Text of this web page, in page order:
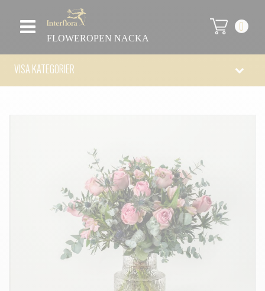
FLOWEROPEN NACKA
0
VISA KATEGORIER